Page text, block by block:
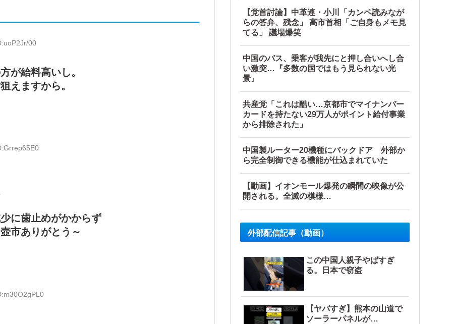
00
が給料高いし。
えますから。
に歯止めがかからず
市ありがとう～
【党首討論】中革連・小川「カンペ読みなが
らの答弁、残念」 高市首相「ご自身もメモ見
てる」 議場爆笑
中国のバス、乗客が我先にと押し合いへし合
い激突…『多数の国ではもう見られない光
景』
共産党「これは酷い…京都市でマイナンバー
カードを持たない29万人がポイント給付事業
から排除された」
中国製ルーター20機種にバックドア 外部か
ら完全制御できる機能が仕込まれていた
【動画】イオンモール爆発の瞬間の映像が公
開される。全滅の模様…
外部配信記事（動画）
この中国人親子やばすぎ
る。日本で窃盗
【ヤバすぎ】熊本の山道で
ソーラーパネルが…